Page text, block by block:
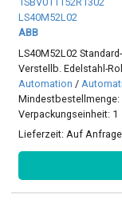
LS40M52L02
ABB
LS40M52L02
Verstellb. Edelstahl-
Automation /
Mindestbestellmenge:
Verpackungseinheit: 1
Lieferzeit: Auf Anfrage